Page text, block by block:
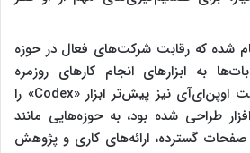
شده که رقابت شرکت‌های فعال در حوزه
به ابزارهای انجام کارهای روزمره
گسترش یافته است. شرکت اوپن‌ای‌آی نیز پیش‌تر ابزار «Codex» را
طراحی شده بود، به حوزه‌هایی مانند
صفحات گسترده، ارائه‌های کاری و پژوهش